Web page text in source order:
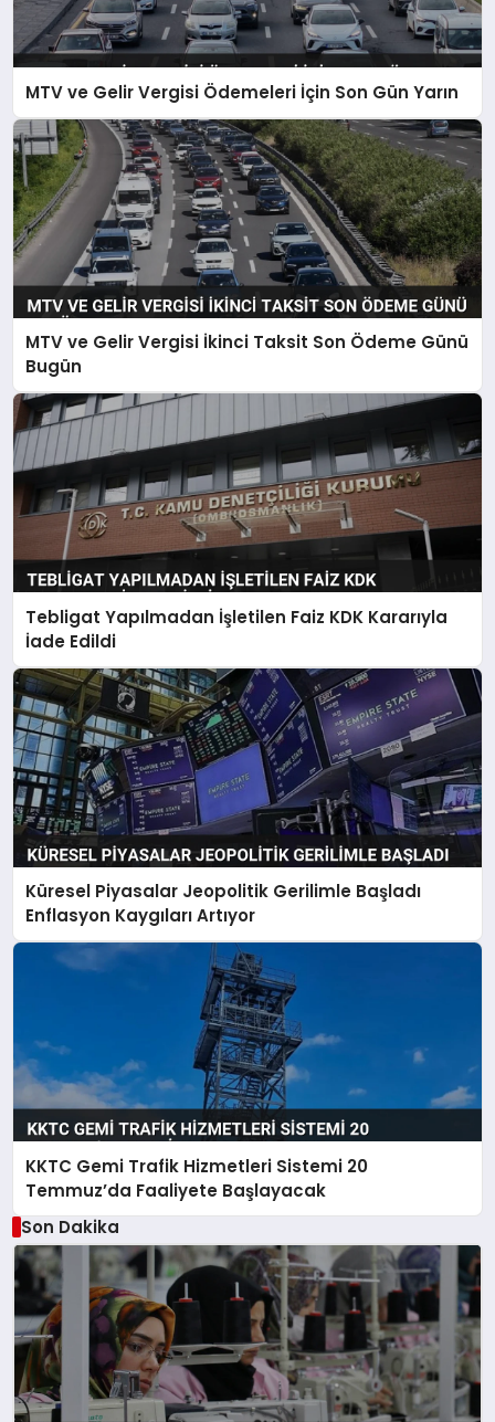
MTV ve Gelir Vergisi Ödemeleri İçin Son Gün Yarın
MTV ve Gelir Vergisi İkinci Taksit Son Ödeme Günü
Bugün
Tebligat Yapılmadan İşletilen Faiz KDK Kararıyla
İade Edildi
Küresel Piyasalar Jeopolitik Gerilimle Başladı
Enflasyon Kaygıları Artıyor
KKTC Gemi Trafik Hizmetleri Sistemi 20
Temmuz’da Faaliyete Başlayacak
Son Dakika